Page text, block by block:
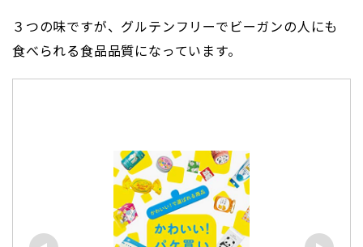
３つの味ですが、グルテンフリーでビーガンの人にも
食べられる食品品質になっています。